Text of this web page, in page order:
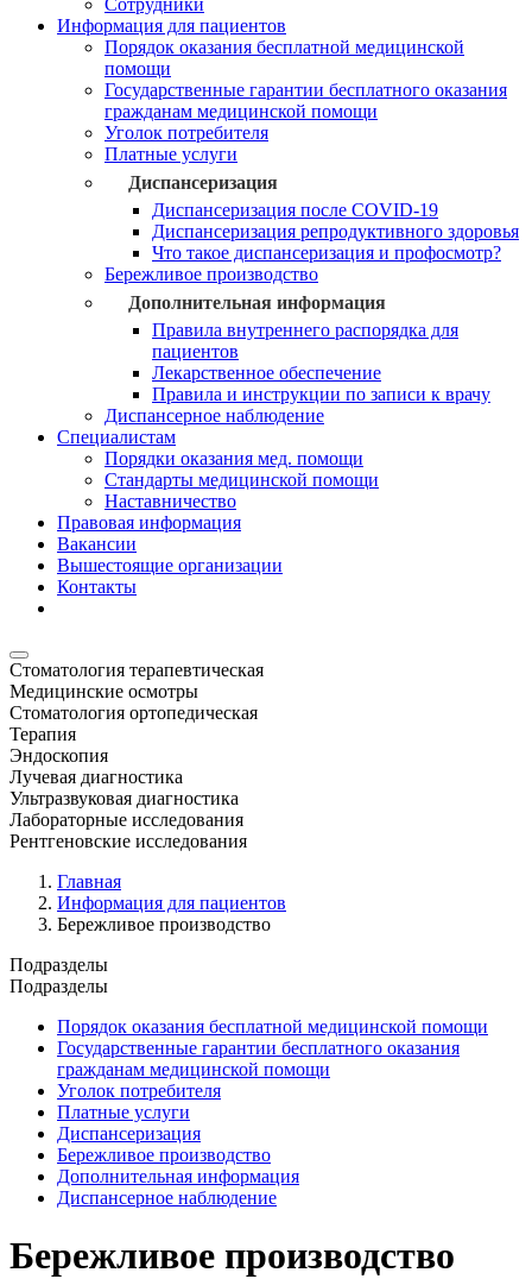
Сотрудники
Информация для пациентов
Порядок оказания бесплатной медицинской
помощи
Государственные гарантии бесплатного оказания
гражданам медицинской помощи
Уголок потребителя
Платные услуги
Диспансеризация
Диспансеризация после COVID-19
Диспансеризация репродуктивного здоровья
Что такое диспансеризация и профосмотр?
Бережливое производство
Дополнительная информация
Правила внутреннего распорядка для
пациентов
Лекарственное обеспечение
Правила и инструкции по записи к врачу
Диспансерное наблюдение
Специалистам
Порядки оказания мед. помощи
Стандарты медицинской помощи
Наставничество
Правовая информация
Вакансии
Вышестоящие организации
Контакты
Стоматология терапевтическая
Медицинские осмотры
Стоматология ортопедическая
Терапия
Эндоскопия
Лучевая диагностика
Ультразвуковая диагностика
Лабораторные исследования
Рентгеновские исследования
Главная
Информация для пациентов
Бережливое производство
Подразделы
Подразделы
Порядок оказания бесплатной медицинской помощи
Государственные гарантии бесплатного оказания
гражданам медицинской помощи
Уголок потребителя
Платные услуги
Диспансеризация
Бережливое производство
Дополнительная информация
Диспансерное наблюдение
Бережливое производство